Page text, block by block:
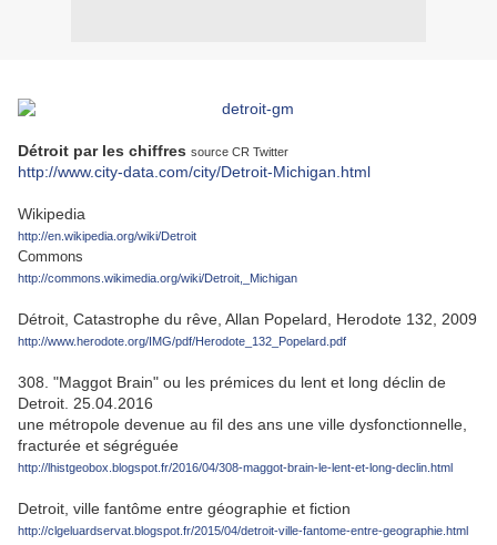
Détroit par les chiffres source CR Twitter
http://www.city-data.com/city/Detroit-Michigan.html
Wikipedia
http://en.wikipedia.org/wiki/Detroit
Commons
http://commons.wikimedia.org/wiki/Detroit,_Michigan
Détroit, Catastrophe du rêve, Allan Popelard, Herodote 132, 2009
http://www.herodote.org/IMG/pdf/Herodote_132_Popelard.pdf
308. "Maggot Brain" ou les prémices du lent et long déclin de
Detroit. 25.04.2016
une métropole devenue au fil des ans une ville dysfonctionnelle,
fracturée et ségréguée
http://lhistgeobox.blogspot.fr/2016/04/308-maggot-brain-le-lent-et-long-declin.html
Detroit, ville fantôme entre géographie et fiction
http://clgeluardservat.blogspot.fr/2015/04/detroit-ville-fantome-entre-geographie.html